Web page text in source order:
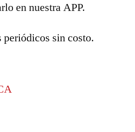
en nuestra APP.
periódicos sin costo.